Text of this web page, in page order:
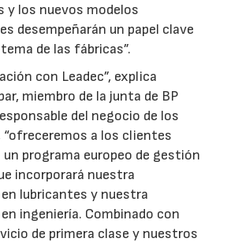
y los nuevos modelos
desempeñarán un papel clave
de las fábricas”.
con Leadec”, explica
miembro de la junta de BP
del negocio de los
“ofreceremos a los clientes
programa europeo de gestión
incorporará nuestra
lubricantes y nuestra
ingeniería. Combinado con
de primera clase y nuestros